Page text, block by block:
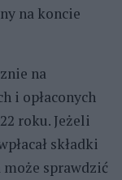
na koncie
na
i opłaconych
roku. Jeżeli
składki
sprawdzić